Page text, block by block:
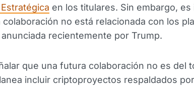
en los titulares. Sin embargo,
colaboración no está relacionada con los
anunciada recientemente por Trump.
que una futura colaboración no es del
incluir criptoproyectos respaldados